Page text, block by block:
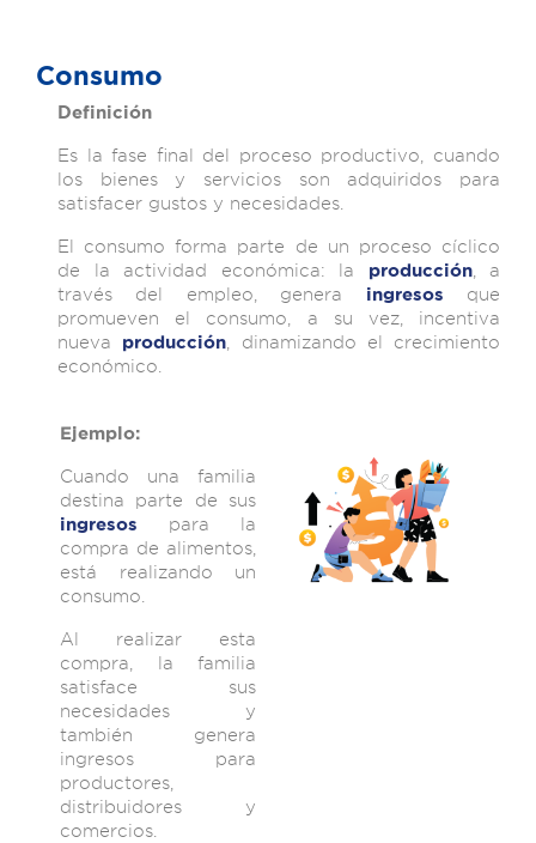
Consumo
Definición
Es la fase final del proceso productivo, cuando
los bienes y servicios son adquiridos para
satisfacer gustos y necesidades.
El consumo forma parte de un proceso cíclico
de la actividad económica: la
producción, a
través del empleo, genera
ingresos que
promueven el consumo, a su vez, incentiva
nueva
producción, dinamizando el crecimiento
económico.
Ejemplo:
Cuando una familia
destina parte de sus
ingresos
para la
compra de alimentos,
está realizando un
consumo.
Al realizar esta
compra, la familia
satisface sus
necesidades y
también genera
ingresos para
productores,
distribuidores y
comercios.